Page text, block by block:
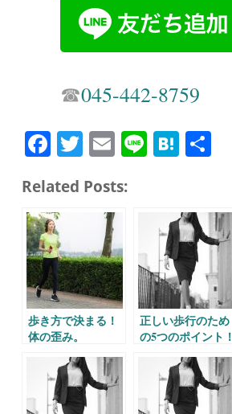
☎︎045-442-8759
Fa
bo
ok
T
tte
E
ail
Li H
a
Related Posts:
歩き方で決まる！
体の歪み。
正しい歩行のため
の5つのポイント！